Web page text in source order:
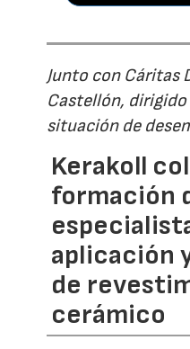
Junto con Cáritas
Castellón, dirigido
situación de
Kerakoll
formación
aplicación
de
cerámico